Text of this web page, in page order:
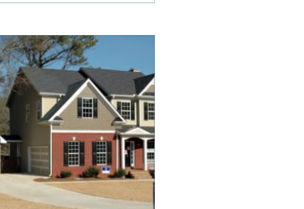
säkerställa att väts...